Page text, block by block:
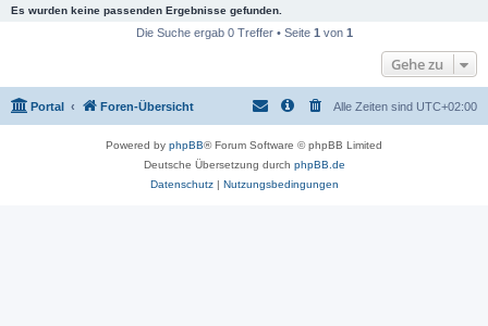
Es wurden keine passenden Ergebnisse gefunden.
Die Suche ergab 0 Treffer • Seite 1 von 1
Gehe zu
Portal Foren-Übersicht Alle Zeiten sind UTC+02:00
Powered by phpBB® Forum Software © phpBB Limited
Deutsche Übersetzung durch phpBB.de
Datenschutz| Nutzungsbedingungen